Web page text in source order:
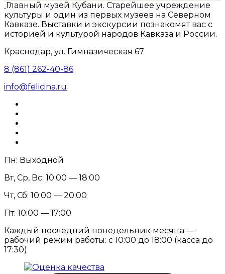
Главный музей Кубани. Старейшее учреждение
культуры и один из первых музеев на Северном
Кавказе. Выставки и экскурсии познакомят вас с
историей и культурой народов Кавказа и России.
Краснодар, ул. Гимназическая 67
8 (861) 262-40-86
info@felicina.ru
Пн: Выходной
Вт, Ср, Вс: 10:00 — 18:00
Чт, Сб: 10:00 — 20:00
Пт: 10:00 — 17:00
Каждый последний понедельник месяца —
рабочий режим работы: с 10:00 до 18:00 (касса до
17:30)